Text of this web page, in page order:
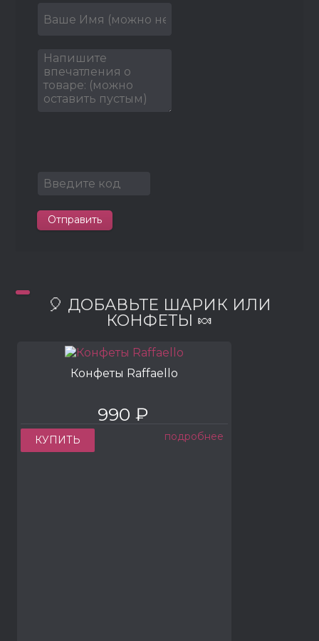
Отправить
🎈 ДОБАВЬТЕ ШАРИК ИЛИ
КОНФЕТЫ 🍬
Конфеты Raffaello
990 ₽
КУПИТЬ подробнее